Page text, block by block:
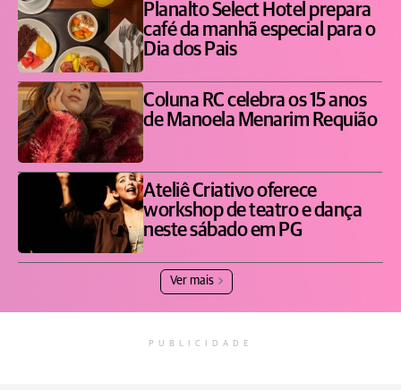
Planalto Select Hotel prepara
café da manhã especial para o
Dia dos Pais
Coluna RC celebra os 15 anos
de Manoela Menarim Requião
Ateliê Criativo oferece
workshop de teatro e dança
neste sábado em PG
Ver mais
PUBLICIDADE